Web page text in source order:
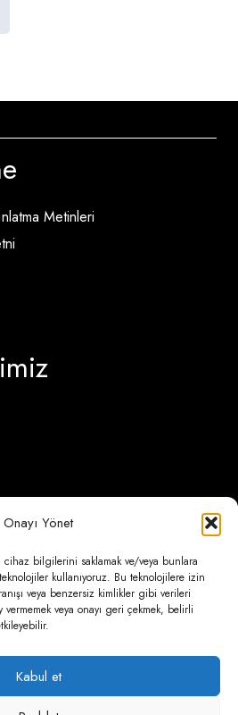
Onayı Yönet
bilgilerini saklamak ve/veya bunlara
kullanıyoruz. Bu teknolojilere izin
veya benzersiz kimlikler gibi verileri
veya onayı geri çekmek, belirli
Kabul et
Metinleri
Sokak No:6/A (Hadımköy)